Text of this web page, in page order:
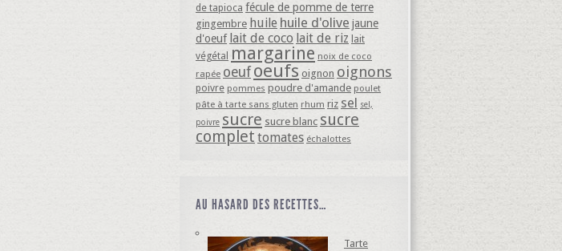
de tapioca fécule de pomme de terre
gingembre huile huile d'olive jaune
d'oeuf lait de coco lait de riz lait
végétal margarine noix de coco
rapée oeuf oeufs oignon oignons
poivre pommes poudre d'amande poulet
pâte à tarte sans gluten rhum riz sel sel,
poivre sucre sucre blanc sucre
complet tomates échalottes
AU HASARD DES RECETTES…
Tarte